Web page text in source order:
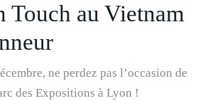
Touch au Vietnam
ne perdez pas l’occasion de
des Expositions à Lyon !